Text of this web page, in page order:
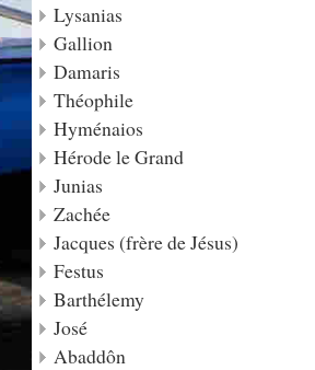
Lysanias
Gallion
Damaris
Théophile
Hyménaios
Hérode le Grand
Junias
Zachée
Jacques (frère de Jésus)
Festus
Barthélemy
José
Abaddôn